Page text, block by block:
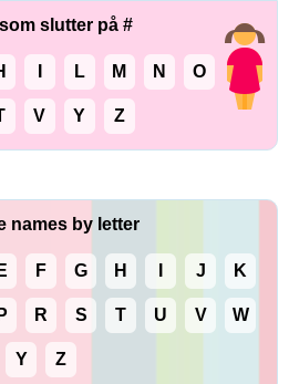
slutter på #
L M N O
V Y Z
names by letter
E F G H J K
P R S T U V W
Y Z